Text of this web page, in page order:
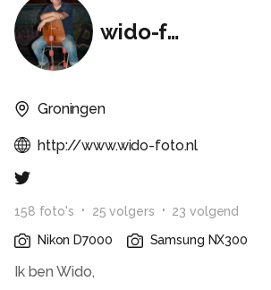
wido-foto
Groningen
http://www.wido-foto.nl
158 foto's 25 volgers 23 volgend
Nikon D7000
Samsung NX300
Ik ben Wido,